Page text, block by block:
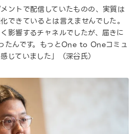
ントで配信していたものの、実質は
できているとは言えませんでした。
影響するチャネルでしたが、届きに
たんです。もっとOne to Oneコミュ
じていました」（深谷氏）